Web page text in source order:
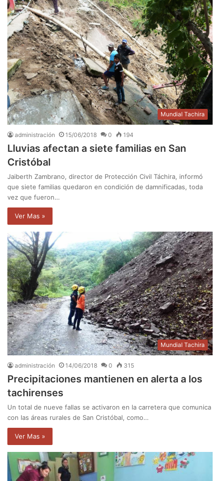
Mundial Tachira
administración 15/06/2018 0 194
Lluvias afectan a siete familias en San
Cristóbal
Jaiberth Zambrano, director de Protección Civil Táchira, informó
que siete familias quedaron en condición de damnificadas, toda
vez que fueron…
Ver Mas »
Mundial Tachira
administración 14/06/2018 0 315
Precipitaciones mantienen en alerta a los
tachirenses
Un total de nueve fallas se activaron en la carretera que comunica
con las áreas rurales de San Cristóbal, como…
Ver Mas »